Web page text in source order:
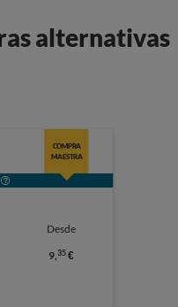
alternativas
COMPRA
MAESTRA
Desde
9,35 €